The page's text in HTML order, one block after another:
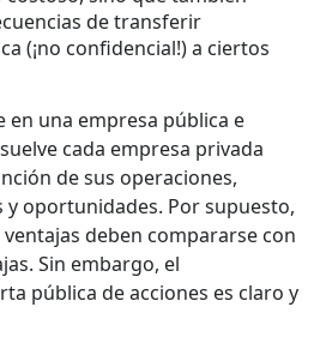
de transferir
(¡no confidencial!) a ciertos
en una empresa pública e
cada empresa privada
de sus operaciones,
oportunidades. Por supuesto,
deben compararse con
Sin embargo, el
pública de acciones es claro y